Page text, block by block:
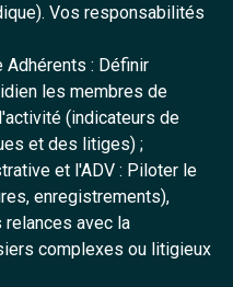
Vos responsabilités
Adhérents : Définir
les membres de
(indicateurs de
et des litiges) ;
et l'ADV : Piloter le
enregistrements),
avec la
complexes ou litigieux